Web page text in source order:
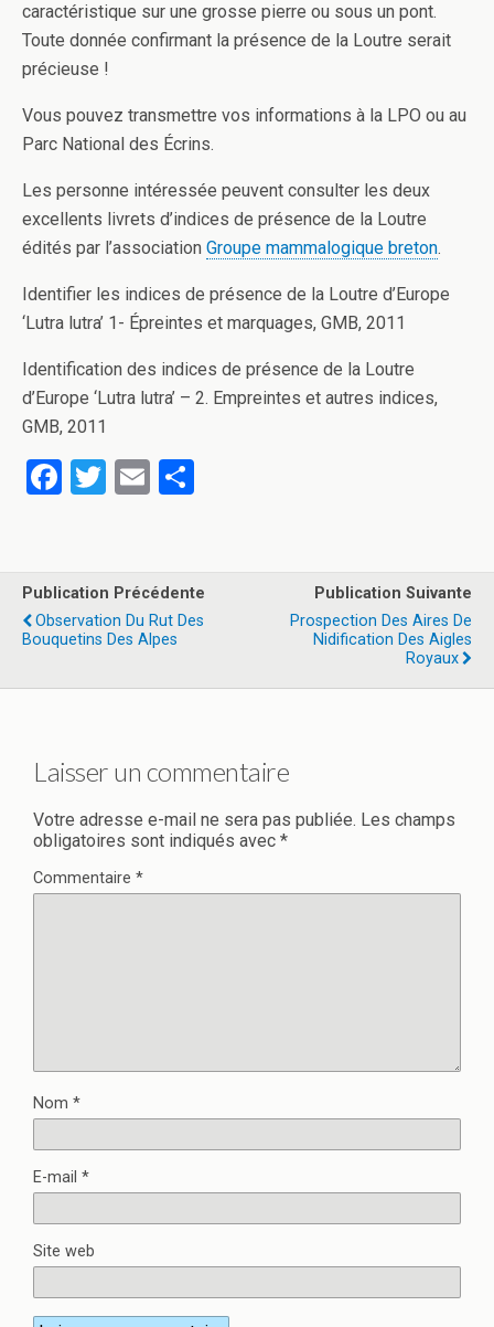
caractéristique sur une grosse pierre ou sous un pont.
Toute donnée confirmant la présence de la Loutre serait
précieuse !
Vous pouvez transmettre vos informations à la LPO ou au
Parc National des Écrins.
Les personne intéressée peuvent consulter les deux
excellents livrets d’indices de présence de la Loutre
édités par l’association Groupe mammalogique breton.
Identifier les indices de présence de la Loutre d’Europe
‘Lutra lutra’ 1- Épreintes et marquages, GMB, 2011
Identification des indices de présence de la Loutre
d’Europe ‘Lutra lutra’ – 2. Empreintes et autres indices,
GMB, 2011
F
b
o
o
k
T
er
E
g
er
Publication Précédente
Observation Du Rut Des
Bouquetins Des Alpes
Publication Suivante
Prospection Des Aires De
Nidification Des Aigles
Royaux
Laisser un commentaire
Votre adresse e-mail ne sera pas publiée. Les champs
obligatoires sont indiqués avec *
Commentaire *
Nom *
E-mail *
Site web